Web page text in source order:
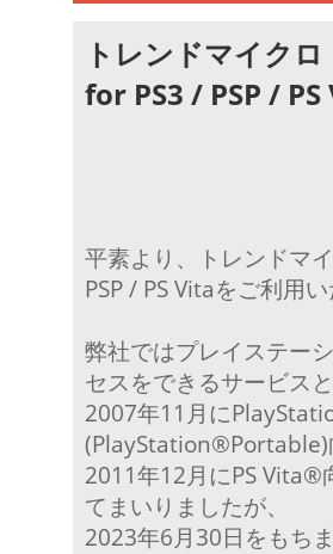
トレンドマイク
for PS3 / PSP /
平素より、トレンドマ
PSP / PS Vitaをご利用
弊社ではプレイステー
セスをできるサービス
2007年11月に
(PlayStation®Portable)
2011年12月にPS Vita®
てまいりましたが、
2023年6月30日をもち